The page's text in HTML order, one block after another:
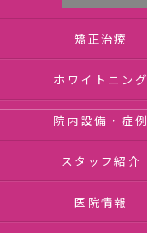
矯正治療
ホワイトニング
院内設備・症例
スタッフ紹介
医院情報